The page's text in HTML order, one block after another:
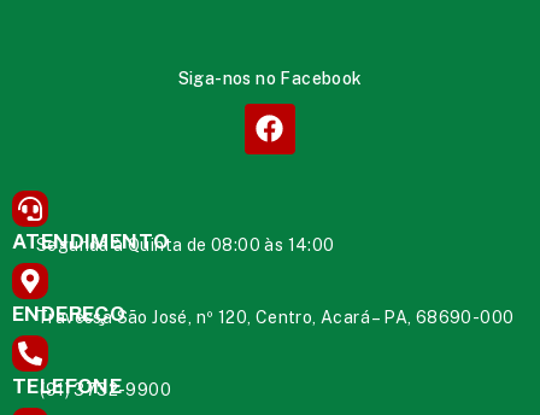
Siga-nos no Facebook
ATENDIMENTO
Segunda à Quinta de 08:00 às 14:00
ENDEREÇO
Travessa São José, nº 120, Centro, Acará – PA, 68690-000
TELEFONE
(91) 3732-9900